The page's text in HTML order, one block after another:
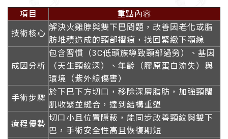
項目
重點內容
技術核心
解決火雞脖與雙下巴問題，改善因老化或脂
肪堆積造成的頸部褶痕，找回緊緻下顎線
成因分析
包含習慣（3C低頭族導致頸部過勞）、基因
（天生頸紋深）、年齡（膠原蛋白流失）與
環境（紫外線傷害）
手術步驟
於下巴下方切口，移除深層脂肪，加強頸闊
肌收緊並縫合，達到結構重塑
療程優勢
切口小且位置隱蔽，能同步改善頸紋與雙下
巴，手術安全性高且恢復期短